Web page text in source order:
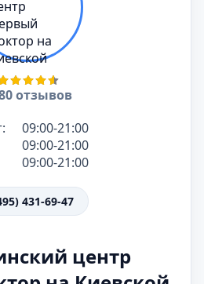
отзывов
09:00-21:00
09:00-21:00
09:00-21:00
431-69-47
центр